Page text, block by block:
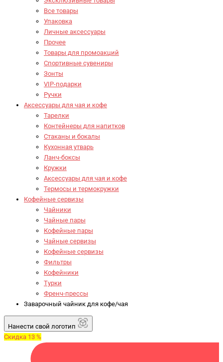
Все товары
Упаковка
Личные аксессуары
Прочее
Товары для промоакций
Спортивные сувениры
Зонты
VIP-подарки
Ручки
Аксессуары для чая и кофе
Тарелки
Контейнеры для напитков
Стаканы и бокалы
Кухонная утварь
Ланч-боксы
Кружки
Аксессуары для чая и кофе
Термосы и термокружки
Кофейные сервизы
Чайники
Чайные пары
Кофейные пары
Чайные сервизы
Кофейные сервизы
Фильтры
Кофейники
Турки
Френч-прессы
Заварочный чайник для кофе/чая
Нанести свой логотип
Скидка 13 %